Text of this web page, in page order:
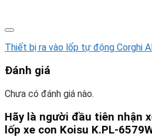
Thiết bị ra vào lốp tự động Corghi
Đánh giá
Chưa có đánh giá nào.
Hãy là người đầu tiên nhận
lốp xe con Koisu K.PL-